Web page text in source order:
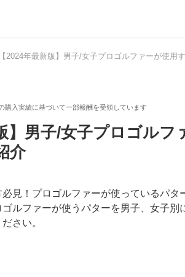
【2024年最新版】男子/女子プロゴルファーが使用
】男子/女子プロゴル
介
見！プロゴルファーが使っているパ
ルファーが使うパターを男子、女子
さい。